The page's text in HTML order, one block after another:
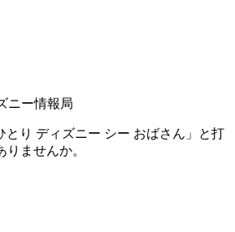
ニー情報局
とり ディズニー シー おばさん」と打
ませんか。